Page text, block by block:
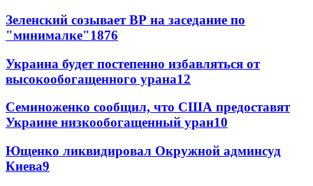
Зеленский созывает ВР на заседание по
"минималке"1876
Украина будет постепенно избавляться от
высокообогащенного урана12
Семиноженко сообщил, что США предоставят
Украине низкообогащенный уран10
Ющенко ликвидировал Окружной админсуд
Киева9